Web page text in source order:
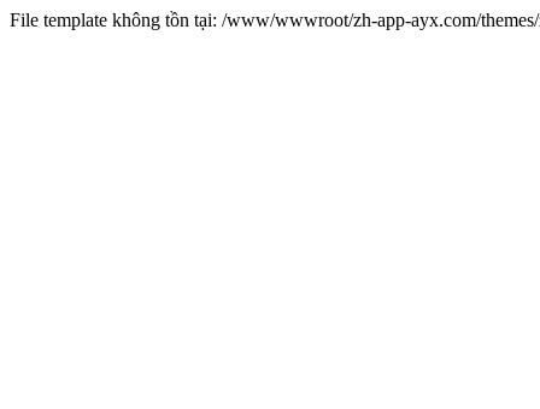
File template không tồn tại: /www/wwwroot/zh-app-ayx.com/